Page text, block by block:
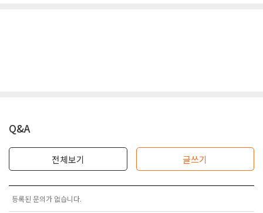
Q&A
전체보기 글쓰기
등록된 문의가 없습니다.